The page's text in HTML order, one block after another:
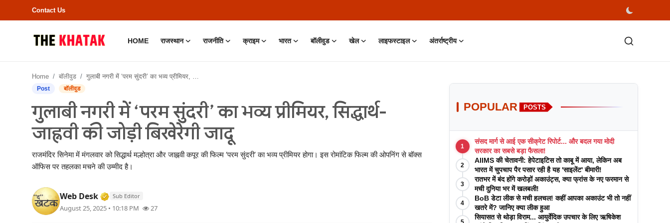
Contact Us
HOME राजस्थान राजनीति क्राइम भारत बॉलीवुड खेल लाइफस्टाइल अंतर्राष्ट्रीय
Contact Us
राजस्थान
राजनीति
बॉलीवुड
Home बॉलीवुड गुलाबी नगरी में ‘परम सुंदरी’ का भव्य प्रीमियर, सिद्धार्थ-जाह्नवी की जोड़ी बिखेरेगी जादू
Post बॉलीवुड
गुलाबी नगरी में ‘परम सुंदरी’ का भव्य प्रीमियर, सिद्धार्थ-
जाह्नवी की जोड़ी बिखेरेगी जादू
राजमंदिर सिनेमा में मंगलवार को सिद्धार्थ मल्होत्रा और जाह्नवी कपूर की फिल्म ‘परम सुंदरी’ का भव्य प्रीमियर होगा। इस रोमांटिक फिल्म की ओपनिंग से बॉक्स
ऑफिस पर तहलका मचने की उम्मीद है।
Web Desk Verified Media or Organization • 11 Jun, 2026
Sub Editor
August 25, 2025 • 10:18 PM 27
POPULAR POSTS
1
संसद मार्ग से आई एक सीक्रेट रिपोर्ट... और बदल गया मोदी
सरकार का सबसे बड़ा फैसला!
2
AIIMS की चेतावनी: हेपेटाइटिस तो काबू में आया, लेकिन अब
भारत में चुपचाप पैर पसार रही है यह 'साइलेंट' बीमारी!
3
रातभर में बंद होंगे करोड़ों अकाउंट्स, क्या फ्रांस के नए फरमान से
मची दुनिया भर में खलबली!
4
BoB डेटा लीक से मची हलचल! कहीं आपका अकाउंट भी तो नहीं
खतरे में? जानिए क्या लीक हुआ
सियासत से थोड़ा विराम... आयुर्वेदिक उपचार के लिए ऋषिकेश